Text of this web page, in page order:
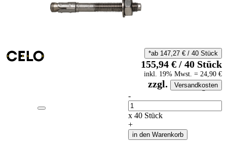
auf Anfrageliste
-
Anzahl
x 40 Stück
+
in den Warenkorb
*ab 147,27 €/ 40 Stück
155,94 €/ 40 Stück
inkl. 19% Mwst. = 24,90 €
zzgl. Versandkosten